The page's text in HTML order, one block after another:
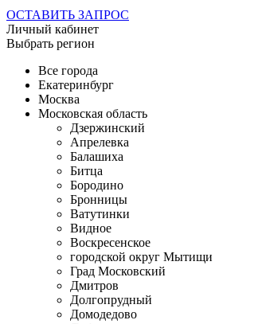
ОСТАВИТЬ ЗАПРОС
Личный кабинет
Выбрать регион
Все города
Екатеринбург
Москва
Московская область
Дзержинский
Апрелевка
Балашиха
Битца
Бородино
Бронницы
Ватутинки
Видное
Воскресенское
городской округ Мытищи
Град Московский
Дмитров
Долгопрудный
Домодедово